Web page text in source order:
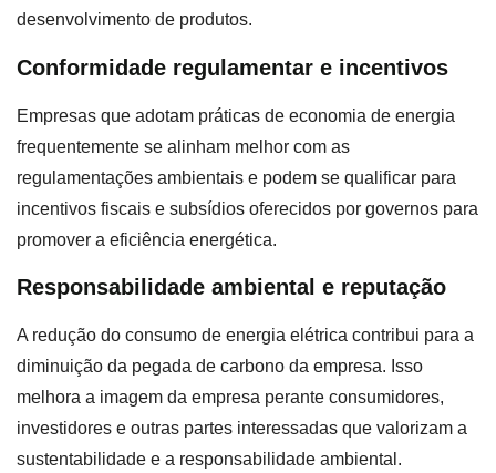
desenvolvimento de produtos.
Conformidade regulamentar e incentivos
Empresas que adotam práticas de economia de energia
frequentemente se alinham melhor com as
regulamentações ambientais e podem se qualificar para
incentivos fiscais e subsídios oferecidos por governos para
promover a eficiência energética.
Responsabilidade ambiental e reputação
A redução do consumo de energia elétrica contribui para a
diminuição da pegada de carbono da empresa. Isso
melhora a imagem da empresa perante consumidores,
investidores e outras partes interessadas que valorizam a
sustentabilidade e a responsabilidade ambiental.